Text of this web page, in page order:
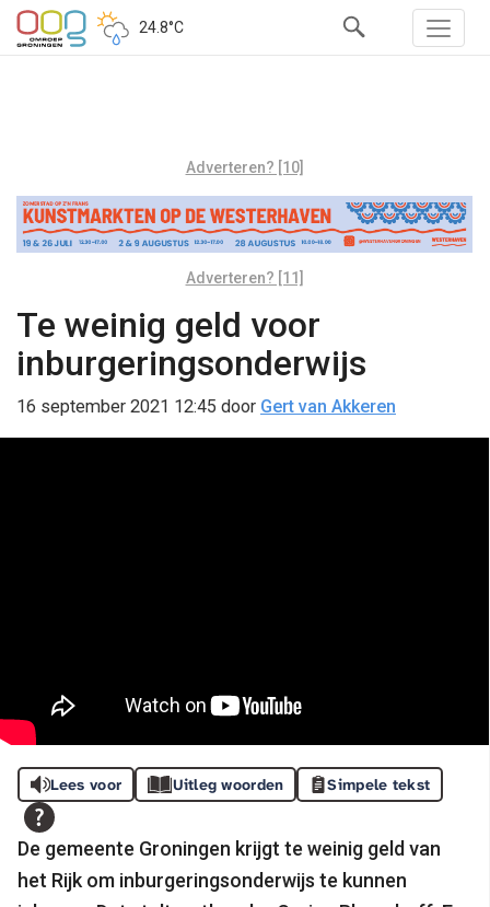
24.8°C
Adverteren? [10]
Adverteren? [11]
Te weinig geld voor
inburgeringsonderwijs
16 september 2021 12:45 door Gert van Akkeren
Lees voor Uitleg woorden Simpele tekst
De gemeente Groningen krijgt te weinig geld van
het Rijk om inburgeringsonderwijs te kunnen